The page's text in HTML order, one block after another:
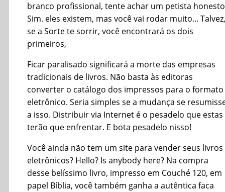
branco profissional, tente achar um petista
Sim. eles existem, mas você vai rodar muito... Talvez,
se a Sorte te sorrir, você encontrará os dois
primeiros,
Ficar paralisado significará a morte das empresas
tradicionais de livros. Não basta às editoras
converter o catálogo dos impressos para o formato
eletrônico. Seria simples se a mudança se
a isso. Distribuir via Internet é o pesadelo que estas
terão que enfrentar. E bota pesadelo nisso!
Você ainda não tem um site para vender seus livros
eletrônicos? Hello? Is anybody here? Na compra
desse belíssimo livro, impresso em Couché 120, em
papel Bíblia, você também ganha a autêntica faca